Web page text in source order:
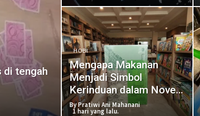
di tengah
HOBI
Mengapa Makanan
Menjadi Simbol
Kerinduan dalam Novel
Pulang?
By Pratiwi Ani Mahanani
1 hari yang lalu.